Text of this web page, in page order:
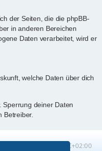
der Seiten, die die phpBB-
in anderen Bereichen
Daten verarbeitet, wird er
welche Daten über dich
Sperrung deiner Daten
Betreiber.
UTC+02:00